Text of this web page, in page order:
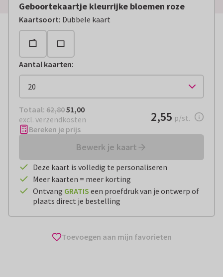
Geboortekaartje kleurrijke bloemen roze
Kaartsoort: Dubbele kaart
Aantal kaarten:
Totaal: € 51,00
Totaal: 62,8051,00
excl. verzendkosten
€ 2,55 per stuk
2,55 p/st.
Bereken je prijs
Bewerk je kaart
Deze kaart is volledig te personaliseren
Meer kaarten = meer korting
Ontvang GRATIS een proefdruk van je ontwerp of
plaats direct je bestelling
Toevoegen aan mijn favorieten